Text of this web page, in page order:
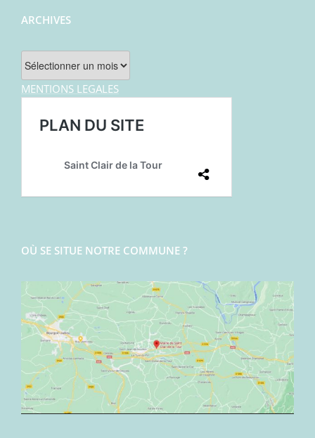
ARCHIVES
Archives
MENTIONS LEGALES
OÙ SE SITUE NOTRE COMMUNE ?